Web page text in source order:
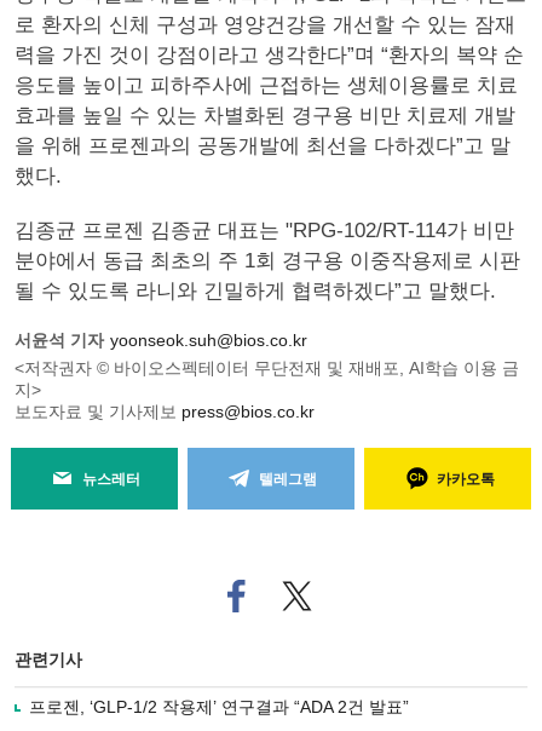
로 환자의 신체 구성과 영양건강을 개선할 수 있는 잠재
력을 가진 것이 강점이라고 생각한다”며 “환자의 복약 순
응도를 높이고 피하주사에 근접하는 생체이용률로 치료
효과를 높일 수 있는 차별화된 경구용 비만 치료제 개발
을 위해 프로젠과의 공동개발에 최선을 다하겠다”고 말
했다.
김종균 프로젠 김종균 대표는 "RPG-102/RT-114가 비만
분야에서 동급 최초의 주 1회 경구용 이중작용제로 시판
될 수 있도록 라니와 긴밀하게 협력하겠다”고 말했다.
서윤석 기자 yoonseok.suh@bios.co.kr
<저작권자 © 바이오스펙테이터 무단전재 및 재배포, AI학습 이용 금
지>
보도자료 및 기사제보 press@bios.co.kr
뉴스레터 텔레그램 카카오톡
페
이
로
기
트위
터로
관련기사
프로젠, ‘GLP-1/2 작용제’ 연구결과 “ADA 2건 발표”